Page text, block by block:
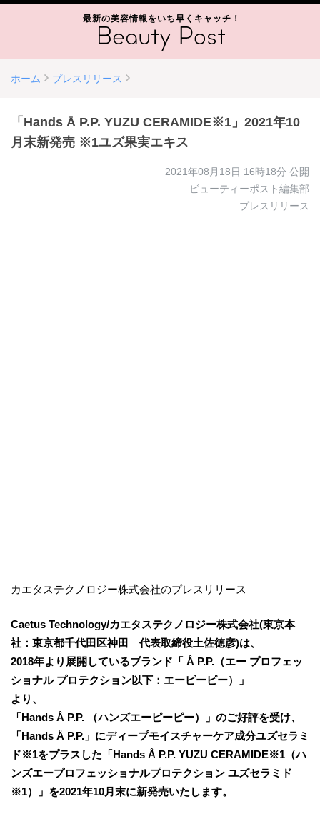
最新の美容情報をいち早くキャッチ！
ホーム プレスリリース
「Hands Å P.P. YUZU CERAMIDE※1」2021年10
月末新発売 ※1ユズ果実エキス
2021年08月18日 16時18分 公開
ビューティーポスト編集部
プレスリリース
カエタステクノロジー株式会社のプレスリリース
Caetus Technology/カエタステクノロジー株式会社(東京本
社：東京都千代田区神田 代表取締役土佐徳彦)は、
2018年より展開しているブランド「 Å P.P.（エー プロフェッ
ショナル プロテクション以下：エーピーピー）」
より、
「Hands Å P.P. （ハンズエーピーピー）」のご好評を受け、
「Hands Å P.P.」にディープモイスチャーケア成分ユズセラミ
ド※1をプラスした「Hands Å P.P. YUZU CERAMIDE※1（ハ
ンズエープロフェッショナルプロテクション ユズセラミド
※1）」を2021年10月末に新発売いたします。